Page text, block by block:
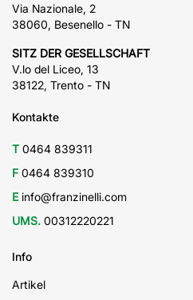
Via Nazionale, 2
38060, Besenello - TN
SITZ DER GESELLSCHAFT
V.lo del Liceo, 13
38122, Trento - TN
Kontakte
T 0464 839311
F 0464 839310
E info@franzinelli.com
UMS. 00312220221
Info
Artikel